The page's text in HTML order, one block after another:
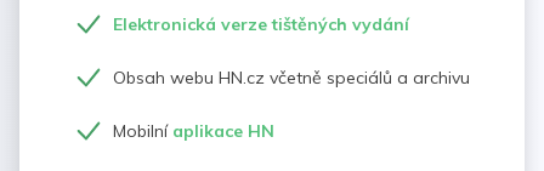
Elektronická verze tištěných vydání
Obsah webu HN.cz včetně speciálů a archivu
Mobilní aplikace HN